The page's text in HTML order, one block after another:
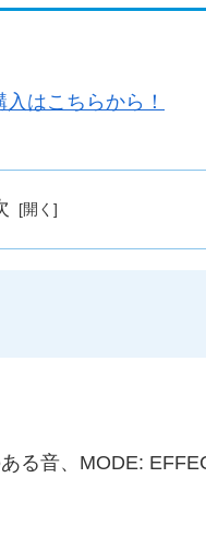
る音、MODE: